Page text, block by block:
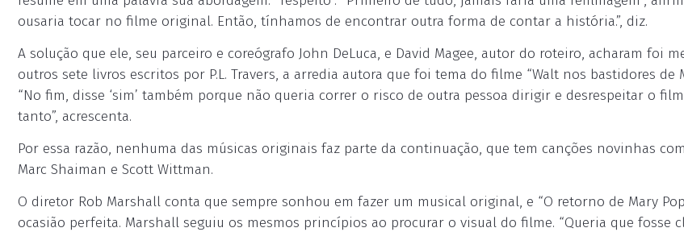
ousaria tocar no filme original. Então, tínhamos de encontrar outra forma de contar a história.”, diz.
A solução que ele, seu parceiro e coreógrafo John DeLuca, e David Magee, autor do roteiro, acharam foi
outros sete livros escritos por P.L. Travers, a arredia autora que foi tema do filme “Walt nos bastidores de
“No fim, disse ‘sim’ também porque não queria correr o risco de outra pessoa dirigir e desrespeitar o
tanto”, acrescenta.
Por essa razão, nenhuma das músicas originais faz parte da continuação, que tem canções novinhas
Marc Shaiman e Scott Wittman.
O diretor Rob Marshall conta que sempre sonhou em fazer um musical original, e “O retorno de Mary
ocasião perfeita. Marshall seguiu os mesmos princípios ao procurar o visual do filme. “Queria que fosse